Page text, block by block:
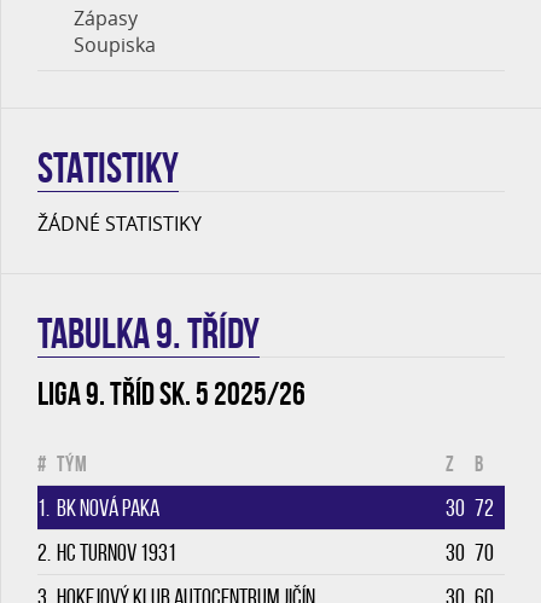
Zápasy
Soupiska
STATISTIKY
ŽÁDNÉ STATISTIKY
TABULKA 9. třídy
Liga 9. tříd sk. 5 2025/26
# Tým Z B
1. BK Nová Paka 30 72
2. HC Turnov 1931 30 70
3. Hokejový klub Autocentrum Jičín 30 60